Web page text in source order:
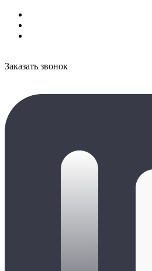
Заказать звонок